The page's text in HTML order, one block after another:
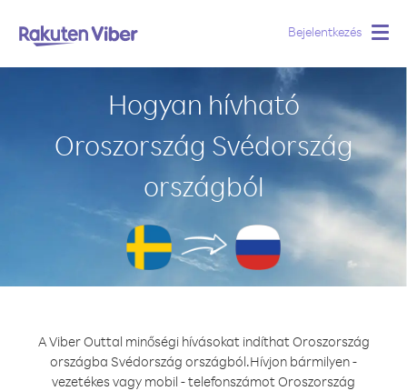
Bejelentkezés
Hogyan hívható
Oroszország Svédország
országból
A Viber Outtal minőségi hívásokat indíthat Oroszország
országba Svédország országból.Hívjon bármilyen -
vezetékes vagy mobil - telefonszámot Oroszország